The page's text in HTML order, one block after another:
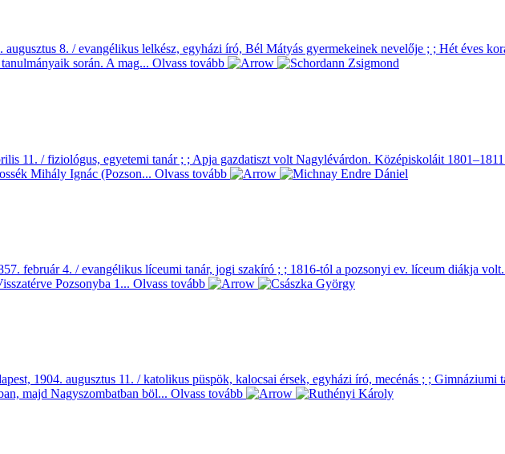
8. / evangélikus lelkész, egyházi író, Bél Mátyás gyermekeinek nevelője ; ; Hét éves
során. A mag... Olvass tovább
11. / fiziológus, egyetemi tanár ; ; Apja gazdatiszt volt Nagylévárdon. Középiskoláit
Mihály Ignác (Pozson... Olvass tovább
február 4. / evangélikus líceumi tanár, jogi szakíró ; ; 1816-tól a pozsonyi ev. líceum diákja
Pozsonyba 1... Olvass tovább
1904. augusztus 11. / katolikus püspök, kalocsai érsek, egyházi író, mecénás ; ;
majd Nagyszombatban böl... Olvass tovább